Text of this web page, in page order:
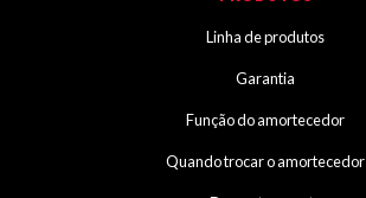
Linha de produtos
Garantia
Função do amortecedor
Quando trocar o amortecedor